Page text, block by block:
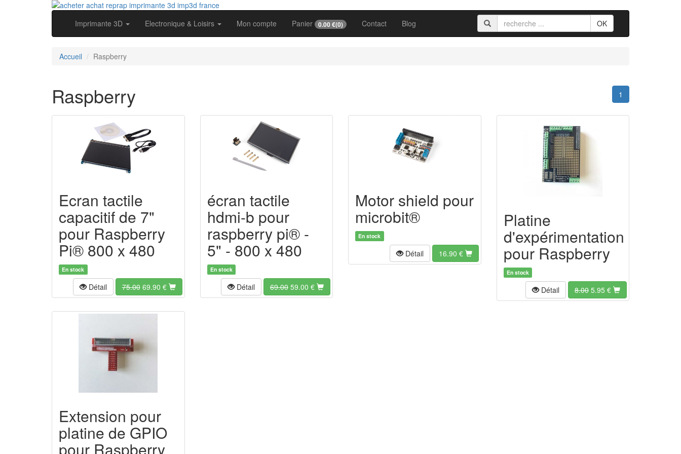
Imprimante 3D Electronique & Loisirs Mon compte Panier 0.00 €(0) Contact Blog OK
Accueil Raspberry
Raspberry 1
Ecran tactile
capacitif de 7"
pour Raspberry
Pi® 800 x 480
En stock
Détail 75.00 69.90 €
écran tactile
hdmi-b pour
raspberry pi® -
5" - 800 x 480
En stock
Détail 69.00 59.00 €
Motor shield pour
microbit®
En stock
Détail 16.90 €
Platine
d'expérimentation
pour Raspberry
En stock
Détail 8.00 5.95 €
Extension pour
platine de GPIO
pour Raspberry